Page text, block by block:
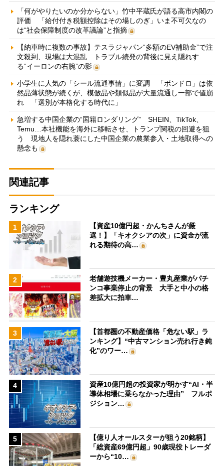
「何がやりたいのか分からない」竹中平蔵氏が語る高市内閣の
評価 「給付付き税額控除はその場しのぎ」いま不可欠なの
は“社会保障制度の改革議論”と指摘
【納車時に複数の事故】テスラジャパン“多額のEV補助金”で注
文殺到、現場は大混乱 トラブル続発の背後に見え隠れす
る“イーロンの右腕”の影
小学生に人気の「シール流通事情」に変調 「ボンドロ」は依
然品薄状態が続くが、模倣品や類似品が大量流通し一部で値崩
れ 「選別が本格化する時代に」
急増する中国企業の“国籍ロンダリング” SHEIN、TikTok、
Temu…本社機能を海外に移転させ、トランプ関税の回避を狙
う 現地人を隠れ蓑にした中国企業の農業参入・土地取得への
懸念も
関連記事
ランキング
1
【資産10億円超・かんちさんが厳
選！】「キオクシアの次」に資金が流
れる期待の高…
2
老舗遊技機メーカー・豊丸産業がパチ
ンコ事業停止の背景 大手と中小の格
差拡大に拍車…
3
【首都圏の不動産価格「危ない駅」ラ
ンキング】“中古マンション売れ行き鈍
化”のワー…
4
資産10億円超の投資家が明かす“AI・半
導体相場に乗らなかった理由” フルポ
ジション…
5
【億り人オールスターが狙う20銘柄】
「総資産69億円超」90歳現役トレーダ
ーから“10…